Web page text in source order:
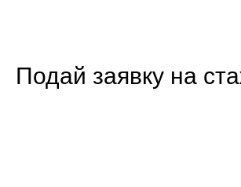
Подай заявку на